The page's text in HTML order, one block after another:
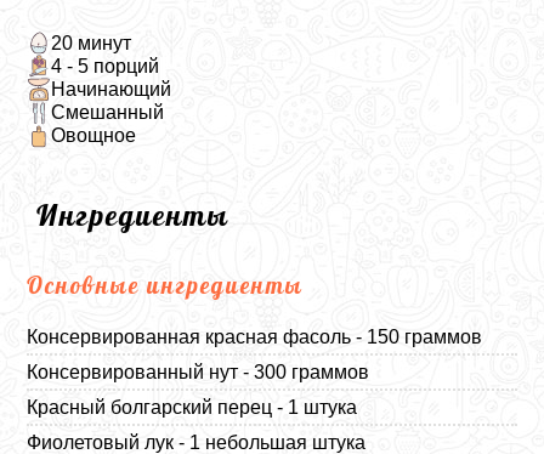
20 минут
4 - 5 порций
Начинающий
Смешанный
Овощное
Ингредиенты
Основные ингредиенты
Консервированная красная фасоль - 150 граммов
Консервированный нут - 300 граммов
Красный болгарский перец - 1 штука
Фиолетовый лук - 1 небольшая штука